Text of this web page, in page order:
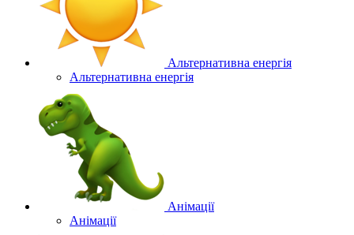
Альтернативна енергія
Альтернативна енергія
Анімації
Анімації